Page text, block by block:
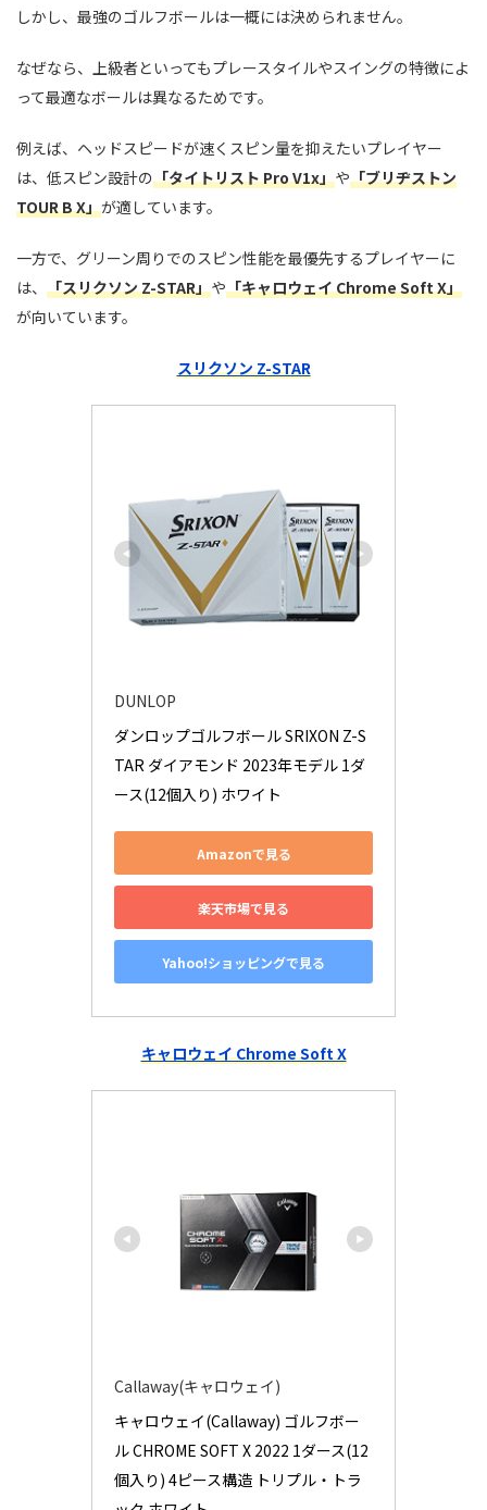
しかし、最強のゴルフボールは一概には決められません。
なぜなら、上級者といってもプレースタイルやスイングの特徴によ
って最適なボールは異なるためです。
例えば、ヘッドスピードが速くスピン量を抑えたいプレイヤー
は、低スピン設計の「タイトリスト Pro V1x」や「ブリヂストン
TOUR B X」が適しています。
一方で、グリーン周りでのスピン性能を最優先するプレイヤーに
は、 「スリクソン Z-STAR」や「キャロウェイ Chrome Soft X」
が向いています。
スリクソン Z-STAR
DUNLOP
ダンロップゴルフボール SRIXON Z-S
TAR ダイアモンド 2023年モデル 1ダ
ース(12個入り) ホワイト
Amazonで見る
楽天市場で見る
Yahoo!ショッピングで見る
キャロウェイ Chrome Soft X
Callaway(キャロウェイ)
キャロウェイ(Callaway) ゴルフボー
ル CHROME SOFT X 2022 1ダース(12
個入り) 4ピース構造 トリプル・トラ